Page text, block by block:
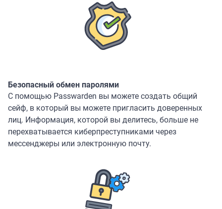
Безопасный обмен паролями
С помощью Passwarden вы можете создать общий
сейф, в который вы можете пригласить доверенных
лиц. Информация, которой вы делитесь, больше не
перехватывается киберпреступниками через
мессенджеры или электронную почту.